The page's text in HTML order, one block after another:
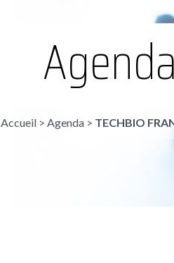
Agenda
Accueil > Agenda > TECHBIO